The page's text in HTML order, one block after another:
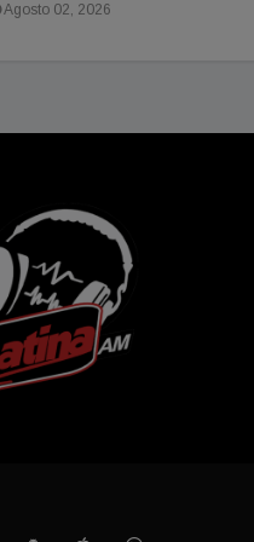
Agosto 02, 2026